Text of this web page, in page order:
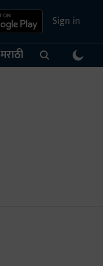
Sign in
मराठी